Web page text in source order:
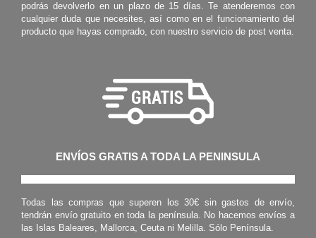
podrás devolverlo en un plazo de 15 días. Te atenderemos con
cualquier duda que necesites, así como en el funcionamiento del
producto que hayas comprado, con nuestro servicio de post venta.
ENVÍOS GRATIS A TODA LA PENINSULA
Todas las compras que superen los 30€ sin gastos de envío,
tendrán envío gratuito en toda la península. No hacemos envíos a
las Islas Baleares, Mallorca, Ceuta ni Melilla. Sólo Península.